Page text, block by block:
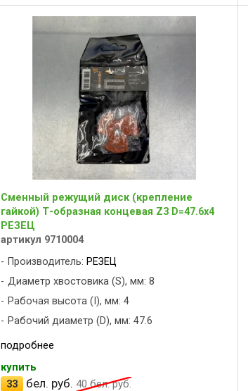
Сменный режущий диск (крепление
гайкой) Т-образная концевая Z3 D=47.6x4
РЕЗЕЦ
артикул 9710004
Производитель: РЕЗЕЦ
Диаметр хвостовика (S), мм: 8
Рабочая высота (I), мм: 4
Рабочий диаметр (D), мм: 47.6
подробнее
купить
33 бел. руб. 40 бел. руб.